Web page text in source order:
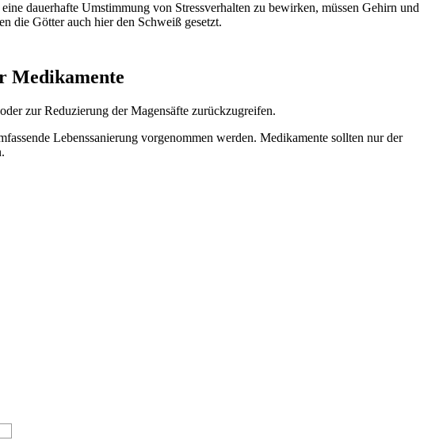
dauerhafte Umstimmung von Stressverhalten zu bewirken, müssen Gehirn und
die Götter auch hier den Schweiß gesetzt.
Medikamente
zur Reduzierung der Magensäfte zurückzugreifen.
Lebenssanierung vorgenommen werden. Medikamente sollten nur der